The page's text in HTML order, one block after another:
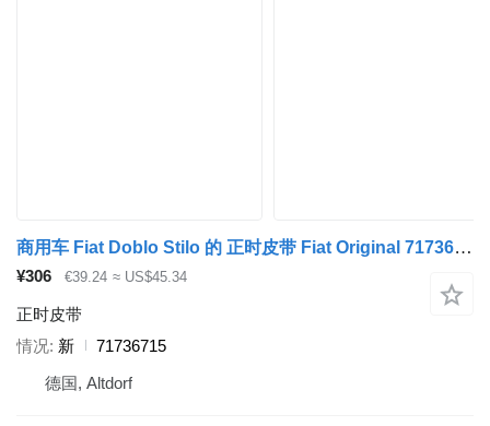
商用车 Fiat Doblo Stilo 的 正时皮带 Fiat Original 71736715
¥306 €39.24 ≈ US$45.34
正时皮带
情况 新
71736715
德国, Altdorf